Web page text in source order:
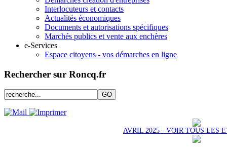
Interlocuteurs et contacts
Actualités économiques
Documents et autorisations spécifiques
Marchés publics et vente aux enchères
e-Services
Espace citoyens - vos démarches en ligne
Rechercher sur Roncq.fr
AVRIL 2025 - VOIR TOUS LES